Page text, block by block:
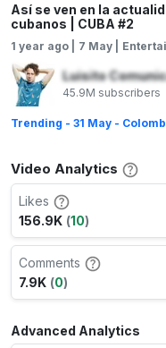
Así se ven en la
cubanos | CUBA #2
1 year ago 7 May
Luisito
45.9M subscribers
Trending - 31 May -
Video Analytics
Likes
156.9K (10)
Comments
7.9K (0)
Advanced Analytics